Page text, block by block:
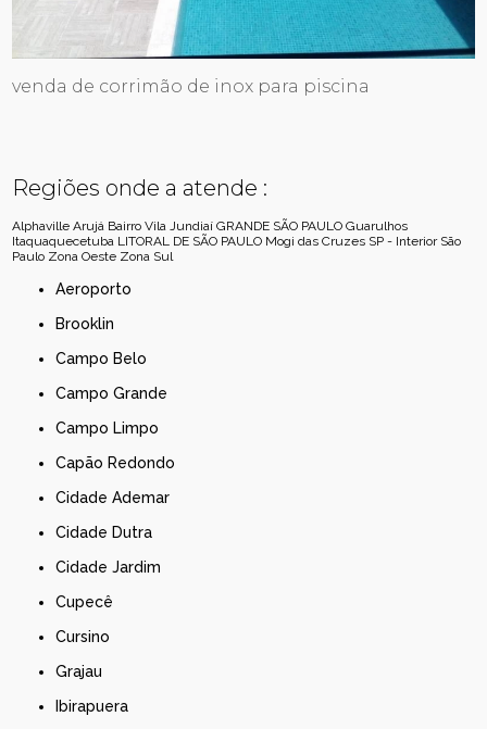
venda de corrimão de inox para piscina
Regiões onde a atende :
Alphaville Arujá Bairro Vila Jundiaí GRANDE SÃO PAULO Guarulhos
Itaquaquecetuba LITORAL DE SÃO PAULO Mogi das Cruzes SP - Interior São
Paulo Zona Oeste Zona Sul
Aeroporto
Brooklin
Campo Belo
Campo Grande
Campo Limpo
Capão Redondo
Cidade Ademar
Cidade Dutra
Cidade Jardim
Cupecê
Cursino
Grajau
Ibirapuera